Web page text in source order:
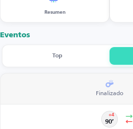
Resumen
Eventos
Top
Finalizado
90’
+4